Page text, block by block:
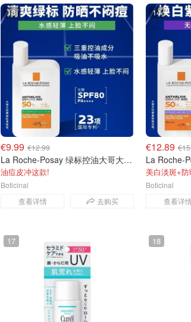
13
€9.99 €12.99
La Roche-Posay 绿标控油大哥大50ml
油痘皮冲这款!
查看详情 去购买
Boticinal
14
€12.89
美白淡斑+防
查看详
Boticinal
17 18